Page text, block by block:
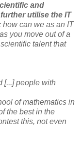
and
utilise the IT
how can we as an IT
you move out of a
talent that
[...] people with
of mathematics in
the best in the
this, not even